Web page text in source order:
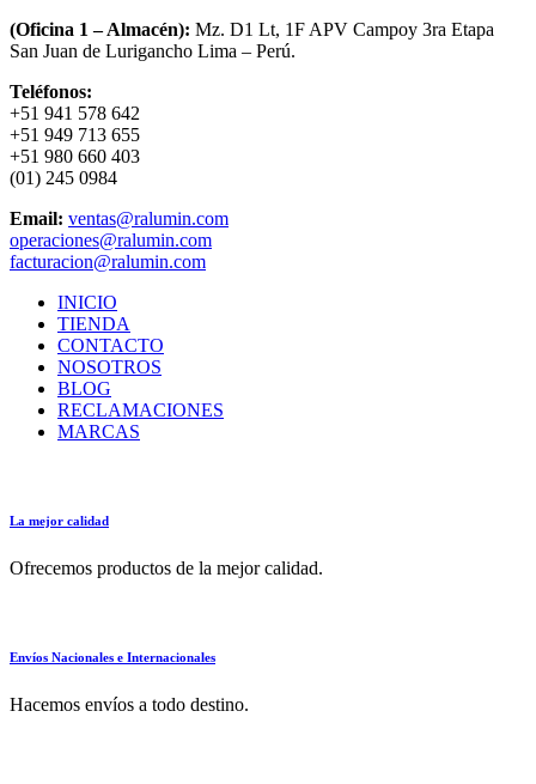
(Oficina 1 – Almacén): Mz. D1 Lt, 1F APV Campoy 3ra Etapa
San Juan de Lurigancho Lima – Perú.
Teléfonos:
+51 941 578 642
+51 949 713 655
+51 980 660 403
(01) 245 0984
Email: ventas@ralumin.com
operaciones@ralumin.com
facturacion@ralumin.com
INICIO
TIENDA
CONTACTO
NOSOTROS
BLOG
RECLAMACIONES
MARCAS
La mejor calidad
Ofrecemos productos de la mejor calidad.
Envíos Nacionales e Internacionales
Hacemos envíos a todo destino.